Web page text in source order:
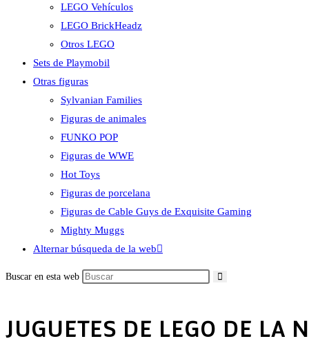
LEGO Vehículos
LEGO BrickHeadz
Otros LEGO
Sets de Playmobil
Otras figuras
Sylvanian Families
Figuras de animales
FUNKO POP
Figuras de WWE
Hot Toys
Figuras de porcelana
Figuras de Cable Guys de Exquisite Gaming
Mighty Muggs
Alternar búsqueda de la web
Buscar en esta web
JUGUETES DE LEGO DE LA